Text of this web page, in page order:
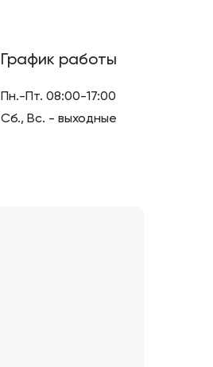
График работы
Пн.-Пт. 08:00-17:00
Сб., Вс. - выходные